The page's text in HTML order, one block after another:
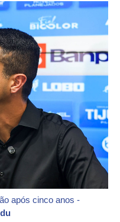
após cinco anos -